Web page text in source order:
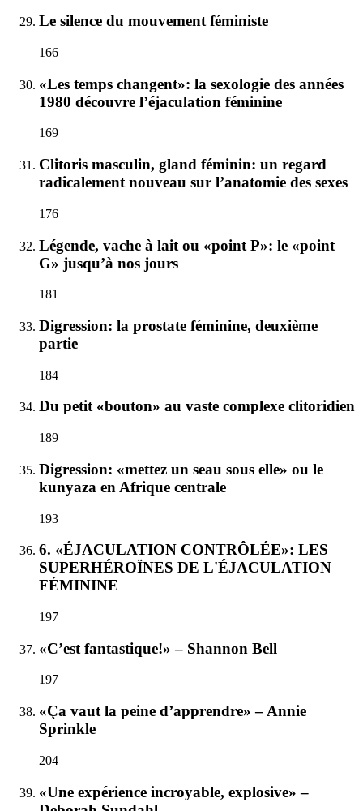
Le silence du mouvement féministe
166
«Les temps changent»: la sexologie des années
1980 découvre l’éjaculation féminine
169
Clitoris masculin, gland féminin: un regard
radicalement nouveau sur l’anatomie des sexes
176
Légende, vache à lait ou «point P»: le «point
G» jusqu’à nos jours
181
Digression: la prostate féminine, deuxième
partie
184
Du petit «bouton» au vaste complexe clitoridien
189
Digression: «mettez un seau sous elle» ou le
kunyaza en Afrique centrale
193
6. «ÉJACULATION CONTRÔLÉE»: LES
SUPERHÉROÏNES DE L'ÉJACULATION
FÉMININE
197
«C’est fantastique!» – Shannon Bell
197
«Ça vaut la peine d’apprendre» – Annie
Sprinkle
204
«Une expérience incroyable, explosive» –